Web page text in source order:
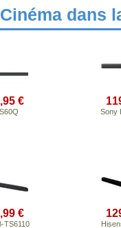
dans
€
Sony
€
TS6110